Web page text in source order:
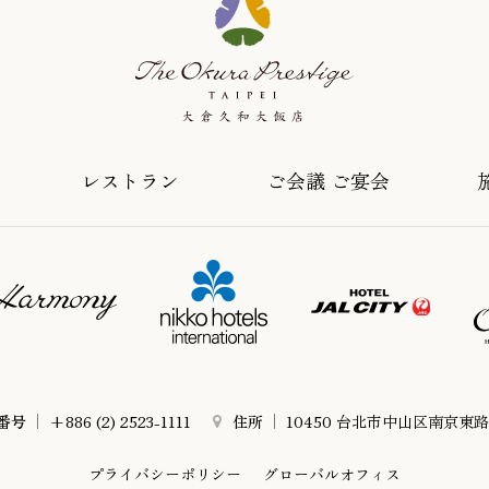
レストラン ご会議 ご宴会
号 +886 (2) 2523-1111 住所 10450 台北市中山区南京東
プライバシーポリシー グローバルオフィス